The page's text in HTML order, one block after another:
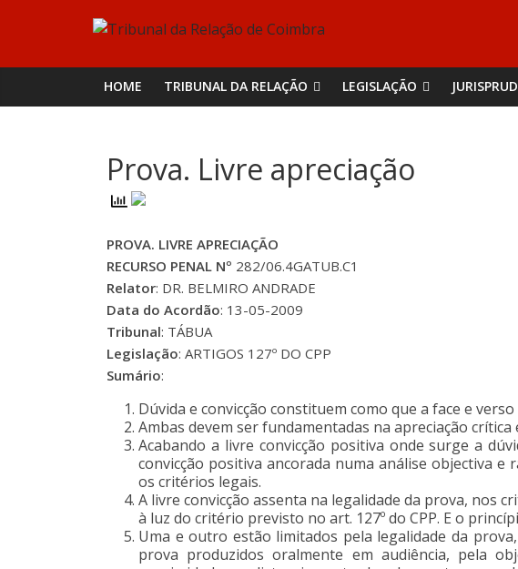
Tribunal
da
de
Coimbra
HOME TRIBUNAL DA RELAÇÃO LEGISLAÇÃO
Prova. Livre apreciação
PROVA. LIVRE APRECIAÇÃO
RECURSO PENAL Nº 282/06.4GATUB.C1
Relator: DR. BELMIRO ANDRADE
Data do Acordão: 13-05-2009
Tribunal: TÁBUA
Legislação: ARTIGOS 127º DO CPP
Sumário:
Dúvida e convicção constituem como que a face e
Ambas devem ser fundamentadas na apreciação
Acabando a livre convicção positiva onde surge a
convicção positiva ancorada numa análise objectiva
os critérios legais.
A livre convicção assenta na legalidade da prova, nos
à luz do critério previsto no art. 127º do CPP. E o
Uma e outro estão limitados pela legalidade da
prova produzidos oralmente em audiência, pela